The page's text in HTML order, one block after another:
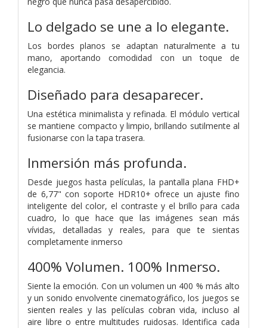
Lo delgado se une a lo elegante.
Los bordes planos se adaptan naturalmente a tu
mano, aportando comodidad con un toque de
elegancia.
Diseñado para desaparecer.
Una estética minimalista y refinada. El módulo vertical
se mantiene compacto y limpio, brillando sutilmente al
fusionarse con la tapa trasera.
Inmersión más profunda.
Desde juegos hasta películas, la pantalla plana FHD+
de 6,77" con soporte HDR10+ ofrece un ajuste fino
inteligente del color, el contraste y el brillo para cada
cuadro, lo que hace que las imágenes sean más
vívidas, detalladas y reales, para que te sientas
completamente inmerso
400% Volumen. 100% Inmerso.
Siente la emoción. Con un volumen un 400 % más alto
y un sonido envolvente cinematográfico, los juegos se
sienten reales y las películas cobran vida, incluso al
aire libre o entre multitudes ruidosas. Identifica cada